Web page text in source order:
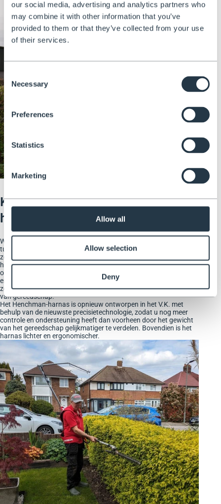
our social media, advertising and analytics partners who
may combine it with other information that you’ve
provided to them or that they’ve collected from your use
of their services.
Consent
Selection
Necessary
Preferences
Statistics
Marketing
Allow all
Allow selection
Deny
Kenmerken van het harnas voor
het snoeien van heggen
We staan bekend om het waarborgen van de veiligheid van
tuiniers bij het werken op hoogte, maar we willen er ook voor
zorgen dat ze veilig zijn op de grond. Ons harnas voor
heggenscharen en grastrimmers doet precies dat. Het verlicht het
ongemak dat bepaalde taken met zich meebrengen en zorgt
ervoor dat u uw tuin kunt snoeien, opruimen en onderhouden
zonder pijn of vermoeidheid te ervaren door het langdurig dragen
van gereedschap.
Het Henchman-harnas is opnieuw ontworpen in het V.K. met
behulp van de nieuwste precisietechnologie, zodat u nog meer
controle en ondersteuning heeft dan voorheen door het gewicht
van het gereedschap gelijkmatiger te verdelen. Bovendien is het
harnas lichter en ergonomischer.